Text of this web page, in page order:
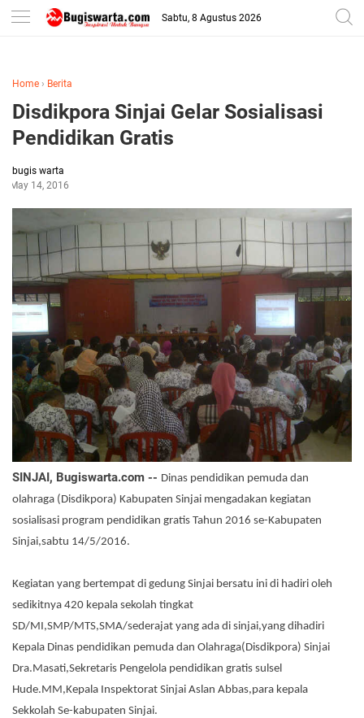
-->
Sabtu, 8 Agustus 2026
Home › Berita
Disdikpora Sinjai Gelar Sosialisasi
Pendidikan Gratis‎
bugis warta
May 14, 2016
SINJAI, Bugiswarta.com -- Dinas pendidikan pemuda dan
olahraga (Disdikpora) Kabupaten Sinjai mengadakan kegiatan
sosialisasi program pendidikan gratis Tahun 2016 se-Kabupaten
Sinjai,sabtu 14/5/2016.
Kegiatan yang bertempat di gedung Sinjai bersatu ini di hadiri oleh
sedikitnya 420 kepala sekolah tingkat
SD/MI,SMP/MTS,SMA/sederajat yang ada di sinjai,yang dihadiri
Kepala Dinas pendidikan pemuda dan Olahraga(Disdikpora) Sinjai
Dra.Masati,Sekretaris Pengelola pendidikan gratis sulsel
Hude.MM,Kepala Inspektorat Sinjai Aslan Abbas,para kepala
Sekkolah Se-kabupaten Sinjai.